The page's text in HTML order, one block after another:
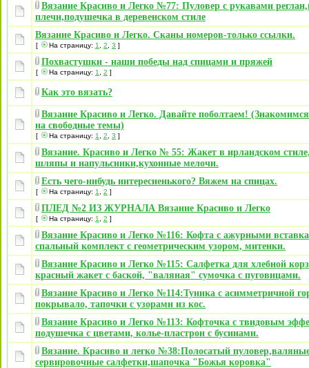
Вязание Красиво и Легко №77: Пуловер с рукавами
плечи,подушечка в деревенском стиле
Вязание Красиво и Легко. Сканы номеров-только ссылки.
[ На страницу: 1 2 3 ]
Похвастушки - наши победы над спицами и пряжей
[ На страницу: 1 2 ]
Как это вязать?
Вязание Красиво и Легко. Давайте поболтаем!
на свободные темы)
[ На страницу: 1 2 3 ]
Вязание. Красиво и Легко № 55: Жакет в ирландском
шляпы и напульсники,кухонные мелочи.
Есть чего-нибудь интересненького? Вяжем на спицах.
[ На страницу: 1 2 ]
ПЛЕД №2 ИЗ ЖУРНАЛА Вязание Красиво и Легко
[ На страницу: 1 2 ]
Вязание Красиво и Легко №116: Кофта с ажурными
спальный комплект с геометрическим узором, митенки.
Вязание Красиво и Легко №115: Салфетка для хлебной
красный жакет с баской, "валяная" сумочка с пуговицами.
Вязание Красиво и Легко №114:Туника с асимметричной
покрывало, тапочки с узорами из кос.
Вязание Красиво и Легко №113: Кофточка с твидовым
подушечка с цветами, колье-пластрон с бусинами.
Вязание. Красиво и легко №38:Полосатый
сервировочные салфетки,шапочка "Божья коровка"